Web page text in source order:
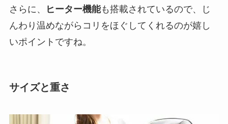
さらに、 ヒーター機能も搭載されているので、じ
んわり温めながらコリをほぐしてくれるのが嬉し
いポイントですね。
サイズと重さ